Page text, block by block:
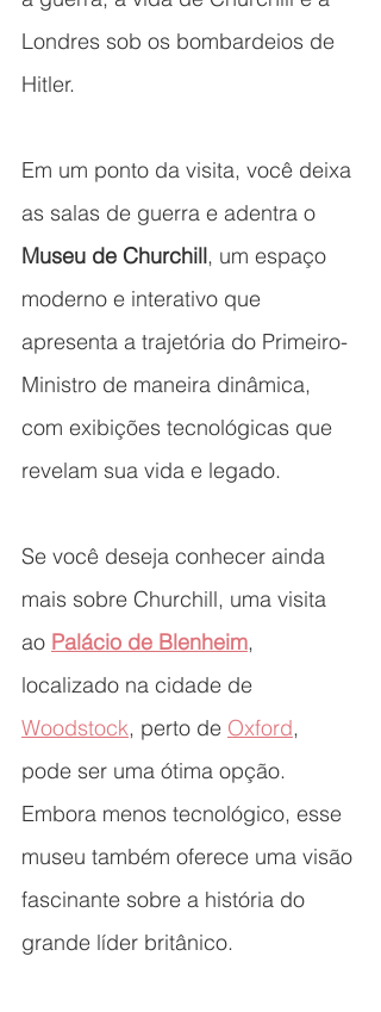
Londres sob os bombardeios de
Hitler.
Em um ponto da visita, você deixa
as salas de guerra e adentra o
Museu de Churchill, um espaço
moderno e interativo que
apresenta a trajetória do Primeiro-
Ministro de maneira dinâmica,
com exibições tecnológicas que
revelam sua vida e legado.
Se você deseja conhecer ainda
mais sobre Churchill, uma visita
ao Palácio de Blenheim,
localizado na cidade de
Woodstock, perto de Oxford,
pode ser uma ótima opção.
Embora menos tecnológico, esse
museu também oferece uma visão
fascinante sobre a história do
grande líder britânico.